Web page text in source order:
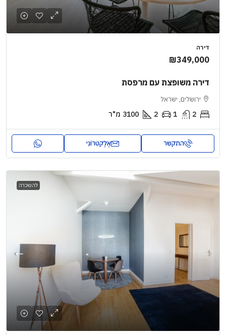
דירה
₪349,000
דירה משופצת עם מרפסת
ירושלים, ישראל
2
1
2
3100 מ"ר
התקשר אֶלֶקטרוֹנִי
להשכרה